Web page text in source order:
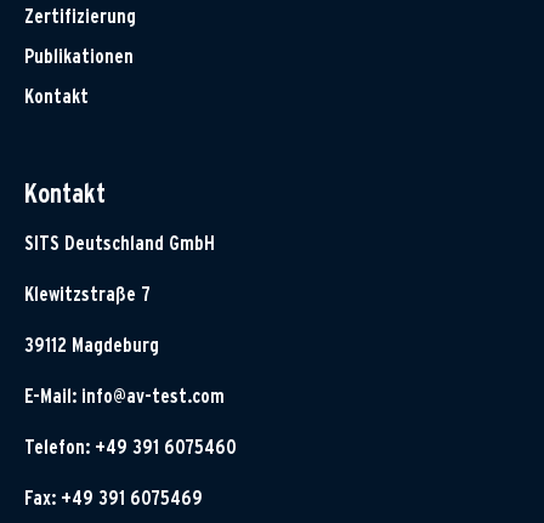
Zertifizierung
Publikationen
Kontakt
Kontakt
SITS Deutschland GmbH
Klewitzstraße 7
39112 Magdeburg
E-Mail: info@av-test.com
Telefon: +49 391 6075460
Fax: +49 391 6075469